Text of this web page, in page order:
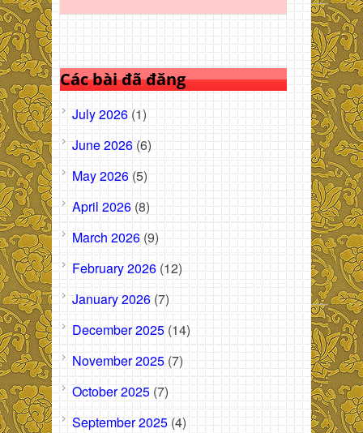
Các bài đã đăng
July 2026 (1)
June 2026 (6)
May 2026 (5)
April 2026 (8)
March 2026 (9)
February 2026 (12)
January 2026 (7)
December 2025 (14)
November 2025 (7)
October 2025 (7)
September 2025 (4)